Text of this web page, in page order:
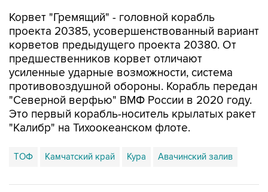
Корвет "Гремящий" - головной корабль
проекта 20385, усовершенствованный вариант
корветов предыдущего проекта 20380. От
предшественников корвет отличают
усиленные ударные возможности, система
противовоздушной обороны. Корабль передан
"Северной верфью" ВМФ России в 2020 году.
Это первый корабль-носитель крылатых ракет
"Калибр" на Тихоокеанском флоте.
ТОФ Камчатский край Кура Авачинский залив